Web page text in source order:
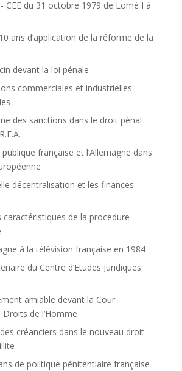
CEE du 31 octobre 1979 de Lomé I à
ans d’application de la réforme de la
devant la loi pénale
commerciales et industrielles
des sanctions dans le droit pénal
publique française et l’Allemagne dans
décentralisation et les finances
caractéristiques de la procedure
à la télévision française en 1984
du Centre d’Etudes Juridiques
amiable devant la Cour
de l’Homme
créanciers dans le nouveau droit
de politique pénitentiaire française